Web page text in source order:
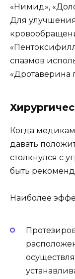
«Нимид»,
Для
спазмов
«Дротаверина
Когда
давать
столкнулся с
быть
Наиболее